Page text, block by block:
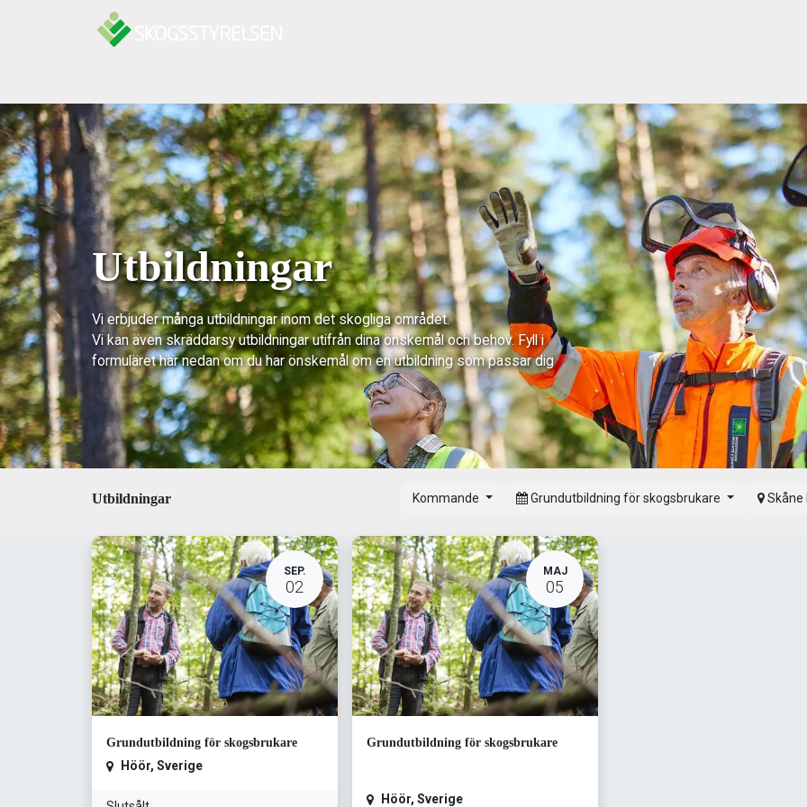
Utbildningar
Vi erbjuder många utbildningar inom det skogliga området.
Vi kan även skräddarsy utbildningar utifrån dina önskemål och behov. Fyll i
formuläret här nedan om du har önskemål om en utbildning som passar dig
Utbildningar Kommande Grundutbildning för skogsbrukare
SEP.
02
Grundutbildning för skogsbrukare
Höör, Sverige
MAJ
05
Grundutbildning för skogsbrukare
Höör, Sverige